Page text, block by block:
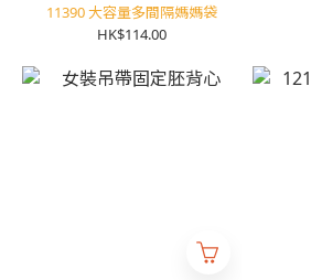
11390 大容量多間隔媽媽袋
HK$114.00